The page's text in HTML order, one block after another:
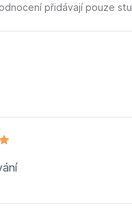
přidávají pouze